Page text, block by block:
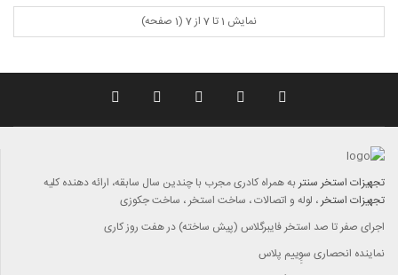
نمایش 1 تا 7 از 7 (1 صفحه)
تجهیزات استخر سنتر به همراه کادری مجرب با چندين سال سابقه، ارائه دهنده کليه
تجهيزات استخر ، لوله و اتصالات ، ساخت استخر ، ساخت جکوزی
اجرای صفر تا صد استخر فایبرگلاس (پیش ساخته) در هفت روز کاری
نماینده انحصاری سوِِییم پلاس